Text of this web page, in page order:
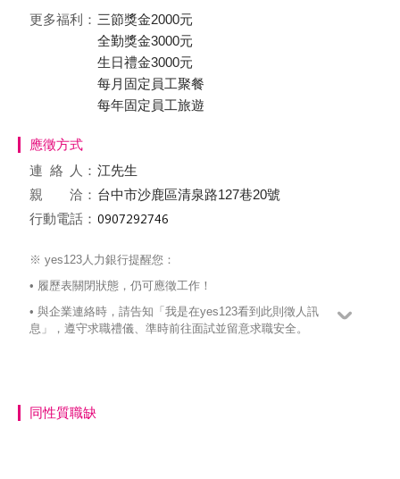
更多福利： 三節獎金2000元
全勤獎金3000元
生日禮金3000元
每月固定員工聚餐
每年固定員工旅遊
應徵方式
連絡
人： 江先生
親 洽： 台中市沙鹿區清泉路127巷20號
行動電話：
※ yes123人力銀行提醒您：
• 履歷表關閉狀態，仍可應徵工作！
• 與企業連絡時，請告知「我是在yes123看到此則徵人訊
息」，遵守求職禮儀、準時前往面試並留意求職安全。
同性質職缺